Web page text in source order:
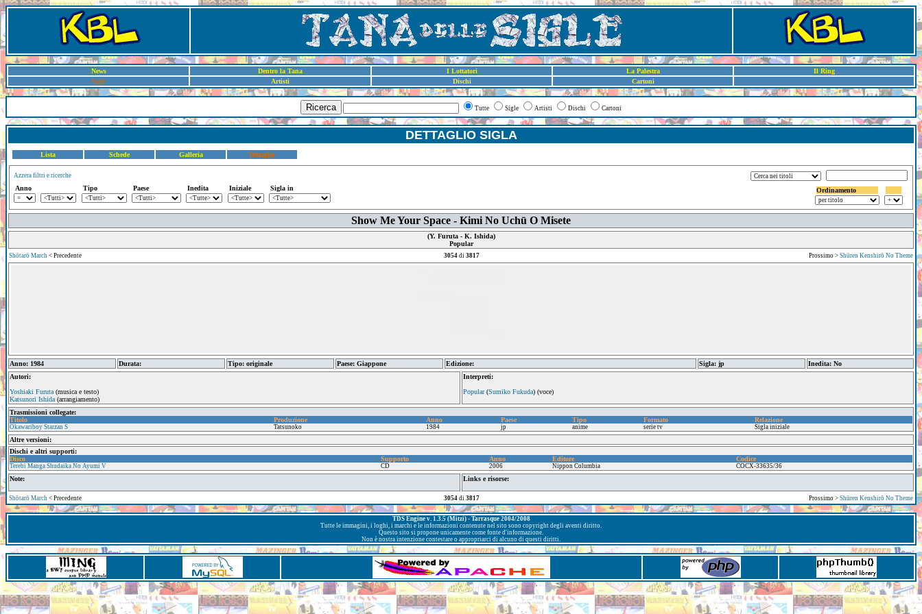
News Dentro la Tana I Lottatori La Palestra
Il Ring
Sigle
Artisti Dischi Cartoni
Ricerca Tutte Sigle Artisti Dischi Cartoni
DETTAGLIO SIGLA
Lista Schede Galleria Dettaglio
Azzera filtri e ricerche
Anno Tipo Paese Inedita Iniziale Sigla in Ordinamento
Show Me Your Space - Kimi No Uchū O Misete
(Y. Furuta - K. Ishida)
Popular
Shōtarō March < Precedente 3054di 3817 Prossimo > Shūren Kenshirō No Theme
Anno: 1984 Durata: Tipo: originale Paese: Giappone Edizione: Sigla: jp
Inedita: No
Autori:
Yoshiaki Furuta (musica e testo)
Katsunori Ishida (arrangiamento)
Interpreti:
Popular(Sumiko Fukuda) (voce)
Trasmissioni collegate:
Titolo
Produzione Anno Paese Tipo Formato Relazione
Okawariboy Starzan S Tatsunoko 1984 jp anime serie tv Sigla iniziale
Altre versioni:
Dischi e altri supporti:
Disco
Supporto Anno Editore Codice
Terebi Manga Shudaika No Ayumi V CD 2006 Nippon Columbia COCX-33635/36
Note: Links e risorse:
Shōtarō March < Precedente 3054di 3817 Prossimo > Shūren Kenshirō No Theme
TDS Engine v. 1.3.5 (Mitzi) - Tarrasque 2004/2008
Tutte le immagini, i loghi, i marchi e le informazioni contenute nel sito sono copyright degli aventi diritto.
Questo sito si propone unicamente come fonte d'informazione.
Non è nostra intenzione contestare o appropriarci di alcuno di questi diritti.